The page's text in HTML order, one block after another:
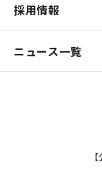
採用情報
ニュース一覧